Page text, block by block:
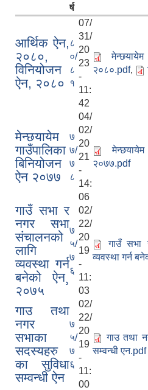
र्ष
आर्थिक ऐन,
२०८०,
विनियोजन
ऐन, २०८०
८
०/
८
१
07/
31/
20
23
-
11:
42
२०८०.pdf,
मेन्छयायेम
गाउँपालिका
बिनियोजन
ऐन २०७७
७
७/
७
८
04/
02/
20
21
-
14:
06
२०७७.pdf
गाउँ सभा र
नगर सभा
संचालनको
लागि
व्यवस्था गर्न
बनेको ऐन¸
२०७५
७
५/
७
६
02/
22/
20
19
-
11:
03
गाउँ सभा
व्यवस्था गर्न
गाउ तथा
नगर
सभाका
सदस्यहरु
का सुविधा
सम्वन्धी ऐन
७
५/
७
६
02/
22/
20
19
-
11:
00
गाउ तथा
सम्वन्धी एन.pdf